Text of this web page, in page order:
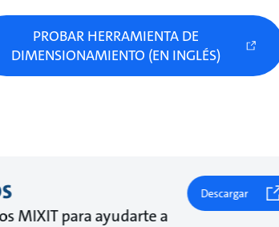
PROBAR HERRAMIENTA DE
DIMENSIONAMIENTO (EN INGLÉS)
MIXIT para ayudarte a
Descargar